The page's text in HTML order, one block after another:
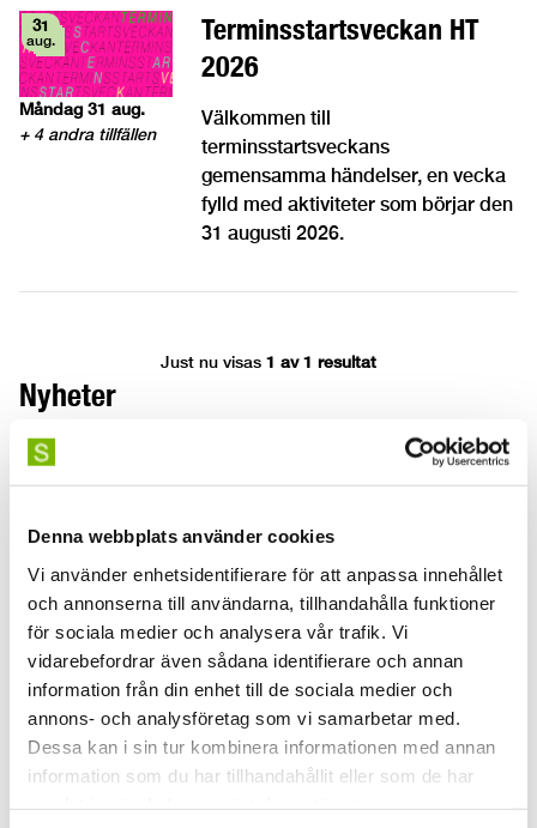
Denna webbplats använder cookies
Vi använder enhetsidentifierare för att anpassa innehållet
och annonserna till användarna, tillhandahålla funktioner
för sociala medier och analysera vår trafik. Vi
vidarebefordrar även sådana identifierare och annan
information från din enhet till de sociala medier och
annons- och analysföretag som vi samarbetar med.
Dessa kan i sin tur kombinera informationen med annan
information som du har tillhandahållit eller som de har
måndag 31 aug.
+ 4 andra tillfällen
31
aug.
Terminsstartsveckan HT
2026
Välkommen till
terminsstartsveckans
gemensamma händelser, en vecka
fylld med aktiviteter som börjar den
31 augusti 2026.
Just nu visas 1 av 1 resultat
Nyheter
Nu har första spadtaget
tagits för SKH:s nya byggnad
2026-06-11
I dag togs det första spadtaget för
Grattis alla
2026-06-05
Den 5 juni träffades